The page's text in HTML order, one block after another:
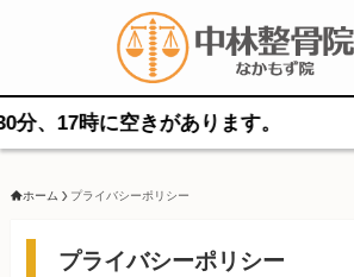
に空きがあります。
ホーム プライバシーポリシー
プライバシーポリシー